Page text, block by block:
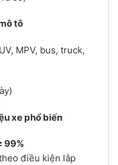
tô
MPV, bus, truck,
xe phổ biến
99%
điều kiện lắp